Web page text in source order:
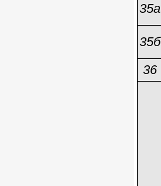
35а
35б
36